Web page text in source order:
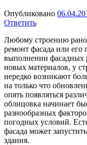
Опубликовано
Ответить
Любому строению
ремонт фасада или его
выполнении фасадных
новых материалов, у
нередко возникают
на только что
опять появляться
облицовка начинает
разнообразных
погодных условий.
фасада может
здания.